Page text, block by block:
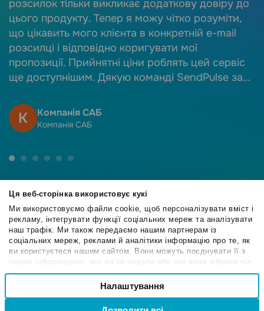
Ця веб-сторінка використовує кукі
Ми використовуємо файли cookie, щоб персоналізувати вміст і
рекламу, інтегрувати функції соціальних мереж та аналізувати
наш трафік. Ми також передаємо нашим партнерам із
соціальних мереж, реклами й аналітики інформацію про те, як
ви користуєтеся нашим сайтом. Вони можуть поєднувати її з
іншою інформацією, яку ви їм надали або яку вони зібрали під
час вашого користування їхніми службами.
Вибір
Налаштування
розсилок тільки викликає додаткову довіру до
цього продукту. Тепер я можу чітко розуміти,
що цікавить мого клієнта в конкретній e-mail
розсилці і відповідно коригувати мої
пропозиції. Прийнятні ціни роблять цей сервіс
ще доступнішим. Дякую команді SendPulse за
К Компанія САБ
Компанія САБ
4.6/5
4.6/5